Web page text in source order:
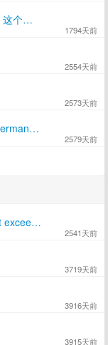
1794天前
com.alibaba.dubbo.rpc 总是超时 这个怎么解决呢
2554天前
2573天前
2579天前
Http Get 请求 返回 301 Moved Permanentl 错误
2541天前
导入execl 报错GC overhead limit exceeded。
3719天前
3916天前
3915天前